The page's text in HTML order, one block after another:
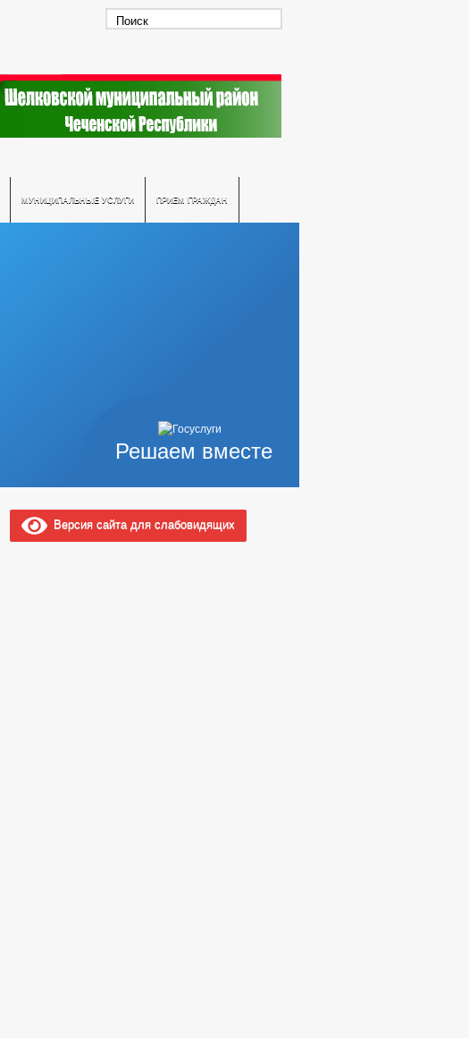
МУНИЦИПАЛЬНЫЕ УСЛУГИ ПРИЕМ ГРАЖДАН
Решаем вместе
Версия сайта для слабовидящих